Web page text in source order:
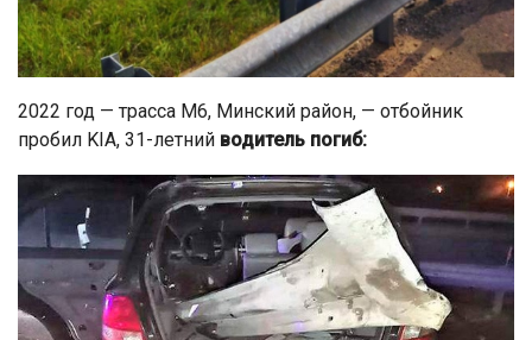
2022 год — трасса М6, Минский район, — отбойник
пробил KIА, 31-летний водитель погиб: